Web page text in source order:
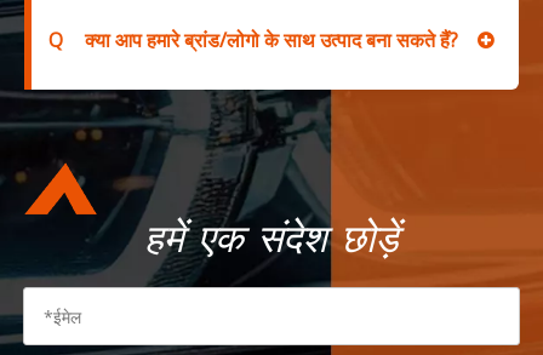
Q क्या आप हमारे ब्रांड/लोगो के साथ उत्पाद बना सकते हैं?
हमें एक संदेश छोड़ें